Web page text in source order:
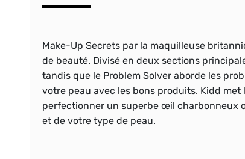
Make-Up Secrets par la maquilleuse
de beauté. Divisé en deux sections
tandis que le Problem Solver aborde les
votre peau avec les bons produits. Kidd met
perfectionner un superbe œil charbonneux
et de votre type de peau.